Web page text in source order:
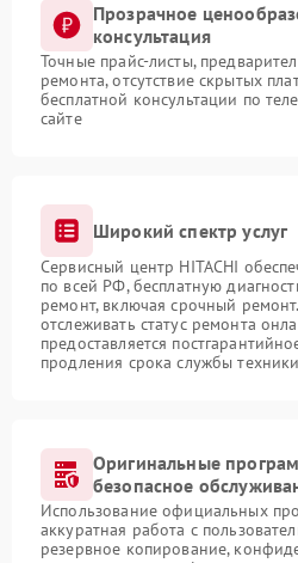
Прозрачное
консультация
Точные прайс-листы,
ремонта, отсутствие скрытых
бесплатной консультации по
сайте
Широкий спектр услуг
Сервисный центр HITACHI
по всей РФ, бесплатную
ремонт, включая срочный
отслеживать статус ремонта
предоставляется
продления срока службы техники
Оригинальные
безопасное
Использование официальных
аккуратная работа с
резервное копирование,